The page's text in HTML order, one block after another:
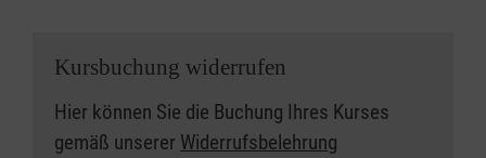
Kursbuchung widerrufen
Hier können Sie die Buchung Ihres Kurses
gemäß unserer Widerrufsbelehrung